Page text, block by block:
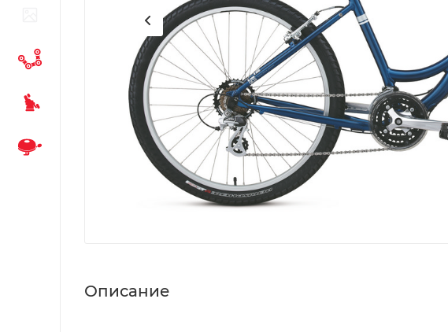
Описание